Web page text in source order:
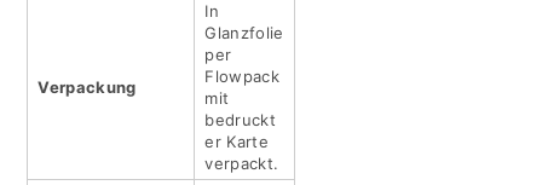
Verpackung
In
Glanzfolie
per
Flowpack
mit
bedruckt
er Karte
verpackt.